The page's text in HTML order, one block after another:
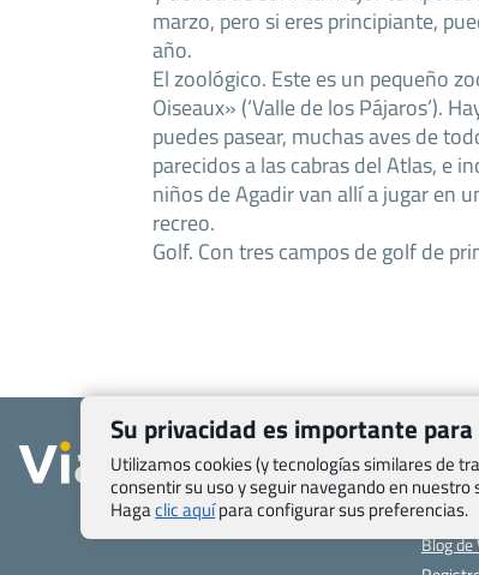
marzo, pero si eres principiante,
año.
El zoológico. Este es un pequeño
Oiseaux» (‘Valle de los Pájaros’).
puedes pasear, muchas aves de
parecidos a las cabras del Atlas, e
niños de Agadir van allí a jugar en
recreo.
Golf. Con tres campos de golf de
Blog de
Su privacidad es importante
Utilizamos cookies (y tecnologías similares de
consentir su uso y seguir navegando en
Hagaclic aquípara configurar sus preferencias.